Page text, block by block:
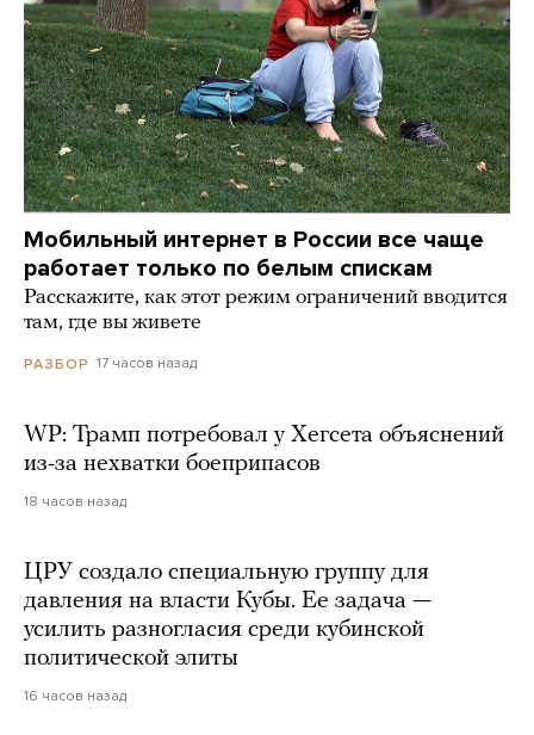
Мобильный интернет в России все чаще
работает только по белым спискам
Расскажите, как этот режим ограничений вводится
там, где вы живете
РАЗБОР 17 часов назад
WP: Трамп потребовал у Хегсета объяснений
из-за нехватки боеприпасов
18 часов назад
ЦРУ создало специальную группу для
давления на власти Кубы. Ее задача —
усилить разногласия среди кубинской
политической элиты
16 часов назад